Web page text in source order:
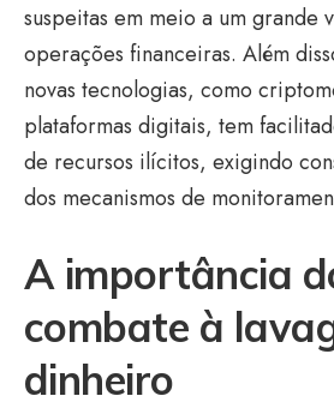
suspeitas em meio a um grande
operações financeiras. Além
novas tecnologias, como
plataformas digitais, tem
de recursos ilícitos, exigindo
dos mecanismos de
A importância
combate à
dinheiro